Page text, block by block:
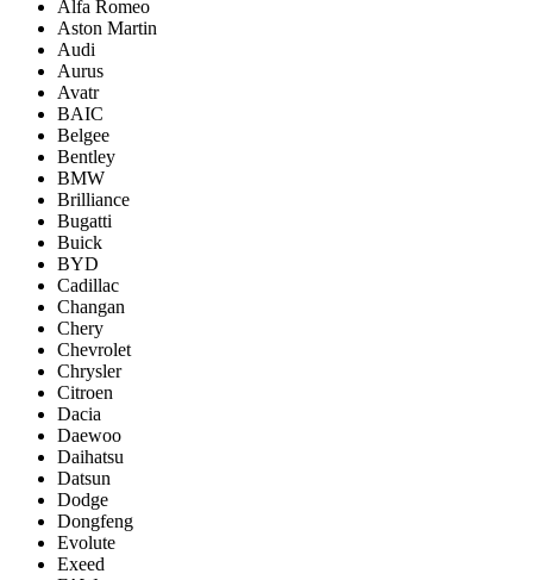
Alfa Romeo
Aston Martin
Audi
Aurus
Avatr
BAIC
Belgee
Bentley
BMW
Brilliance
Bugatti
Buick
BYD
Cadillac
Changan
Chery
Chevrolet
Chrysler
Citroen
Dacia
Daewoo
Daihatsu
Datsun
Dodge
Dongfeng
Evolute
Exeed